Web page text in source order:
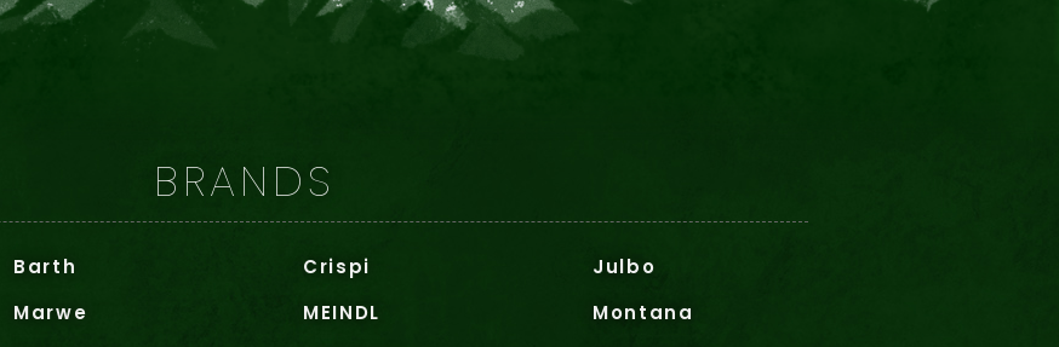
BRANDS
Barth Crispi
Julbo
Marwe MEINDL
Montana